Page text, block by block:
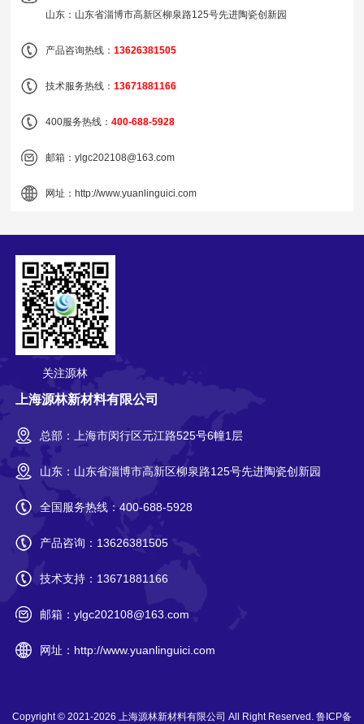
山东：山东省淄博市高新区柳泉路125号先进陶瓷创新园
产品咨询热线：13626381505
技术服务热线：13671881166
400服务热线：400-688-5928
邮箱：ylgc202108@163.com
网址： http://www.yuanlinguici.com
关注源林
上海源林新材料有限公司
总部：上海市闵行区元江路525号6幢1层
山东：山东省淄博市高新区柳泉路125号先进陶瓷创新园
全国服务热线： 400-688-5928
产品咨询： 13626381505
技术支持： 13671881166
邮箱： ylgc202108@163.com
网址： http://www.yuanlinguici.com
Copyright © 2021-2026 上海源林新材料有限公司 All Right Reserved. 鲁ICP备